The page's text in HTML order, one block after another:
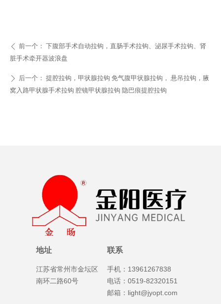
ꄴ 前一个： 下腹部手术自动拉钩，直肠手术拉钩、泌尿手术拉钩、肾
脏手术牵开器波浪盘
ꄲ 后一个： 提腔拉钩，甲状腺拉钩 免气腹甲状腺拉钩， 悬吊拉钩，腋
窝入路甲状腺手术拉钩 腔镜甲状腺拉钩 隐巴痕提腔拉钩
地址
江苏省常州市金坛区
南环二路60号
联系
手机：13961267838
电话：0519-82320151
邮箱：light@jyopt.com